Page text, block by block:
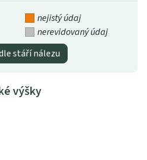
nejistý údaj
nerevidovaný údaj
stáří nálezu
výšky